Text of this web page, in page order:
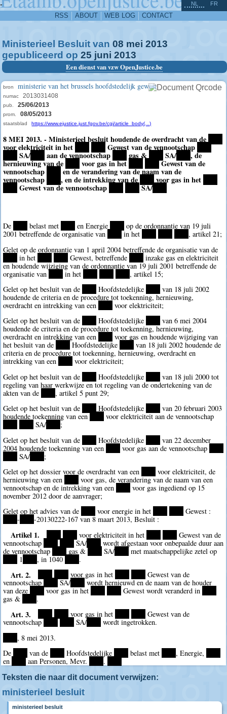
-
RSS ABOUT WEB LOG CONTACT
NL FR
Ministerieel Besluit van 08 mei 2013
gepubliceerd op 25 juni 2013
Een dienst van vzw OpenJustice.be
bron ministerie van het brussels hoofdstedelijk gewest
numac 2013031408
pub. 25/06/2013
prom. 08/05/2013
staatsblad https://www.ejustice.just.fgov.be/cgi/article_body(...)
8 MEI 2013. - Ministerieel besluit houdende de overdracht van de
voor elektriciteit in het Gewest van de vennootschap ****
SA/ aan de vennootschap gas & SA/ ****, de
hernieuwing van de voor gas in het ****Gewest van de
vennootschap en de verandering van de naam van de
vennootschap ****, en de intrekking van de voor gas in het
Gewest van de vennootschap SA/
De belast met en Energie
op de ordonnantie van 19 juli
2001 betreffende de organisatie van
in het ****, artikel 21;
Gelet op de ordonnantie van 1 april 2004 betreffende de organisatie van de
in het Gewest, betreffende
inzake gas en elektriciteit
en houdende wijziging van de ordonnantie van 19 juli 2001 betreffende de
organisatie van
in het
, artikel 15;
Gelet op het besluit van de
Hoofdstedelijke
van 18 juli 2002
houdende de criteria en de procedure tot toekenning, hernieuwing,
overdracht en intrekking van een
voor elektriciteit;
Gelet op het besluit van de
Hoofdstedelijke
van 6 mei 2004
houdende de criteria en de procedure tot toekenning, hernieuwing,
overdracht en intrekking van een
voor gas en houdende wijziging van
het besluit van de
Hoofdstedelijke
van 18 juli 2002 houdende de
criteria en de procedure tot toekenning, hernieuwing, overdracht en
intrekking van een
voor elektriciteit;
Gelet op het besluit van de
Hoofdstedelijke
van 18 juli 2000 tot
regeling van haar werkwijze en tot regeling van de ondertekening van de
akten van de
, artikel 5 punt 29;
Gelet op het besluit van de
Hoofdstedelijke
van 20 februari 2003
houdende toekenning van een
voor elektriciteit aan de vennootschap
SA/
;
Gelet op het besluit van de
Hoofdstedelijke
van 22 december
2004 houdende toekenning van een
voor gas aan de vennootschap
SA/
;
Gelet op het dossier voor de overdracht van een
voor elektriciteit, de
hernieuwing van een
voor gas, de verandering van de naam van een
vennootschap en de intrekking van een
voor gas ingediend op 15
november 2012 door de aanvrager;
Gelet op het advies van de
voor energie in het
Gewest :
****- ****-20130222-167 van 8 maart 2013, Besluit :
Artikel 1. voor elektriciteit in het
Gewest van de
vennootschap
**** ****SA/
wordt afgestaan voor onbepaalde duur aan
de vennootschap ****gas & SA/
met maatschappelijke zetel op
1 , in 1040 .
Art. 2. voor gas in het
Gewest van de
vennootschap ****SA/
wordt hernieuwd en de naam van de houder
van deze
****voor gas in het Gewest wordt veranderd in
gas &
****.
Art. 3. voor gas in het
Gewest van de
vennootschap
SA/
wordt ingetrokken.
****, 8 mei 2013.
De
van de Hoofdstedelijke belast met ****, Energie,
en
aan Personen, Mevr. .
Teksten die naar dit document verwijzen:
ministerieel besluit
ministerieel besluit
^